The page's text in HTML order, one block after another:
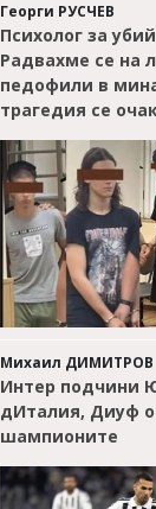
Георги РУСЧЕВ
Психолог за
Радвахме се на
педофили в
трагедия се
Михаил ДИМИТРОВ
Интер подчини
дИталия, Диуф
шампионите